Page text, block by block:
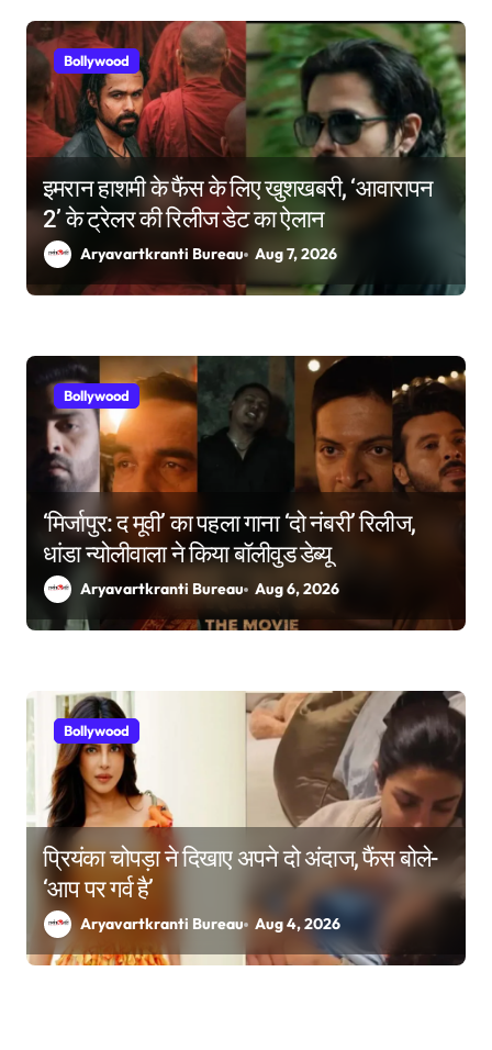
i
o
n
Bollywood
इमरान हाशमी के फैंस के लिए खुशखबरी, ‘आवारापन
2’ के ट्रेलर की रिलीज डेट का ऐलान
Aryavartkranti Bureau Aug 7, 2026
Bollywood
‘मिर्जापुर: द मूवी’ का पहला गाना ‘दो नंबरी’ रिलीज,
धांडा न्योलीवाला ने किया बॉलीवुड डेब्यू
Aryavartkranti Bureau Aug 6, 2026
Bollywood
प्रियंका चोपड़ा ने दिखाए अपने दो अंदाज, फैंस बोले-
‘आप पर गर्व है’
Aryavartkranti Bureau Aug 4, 2026